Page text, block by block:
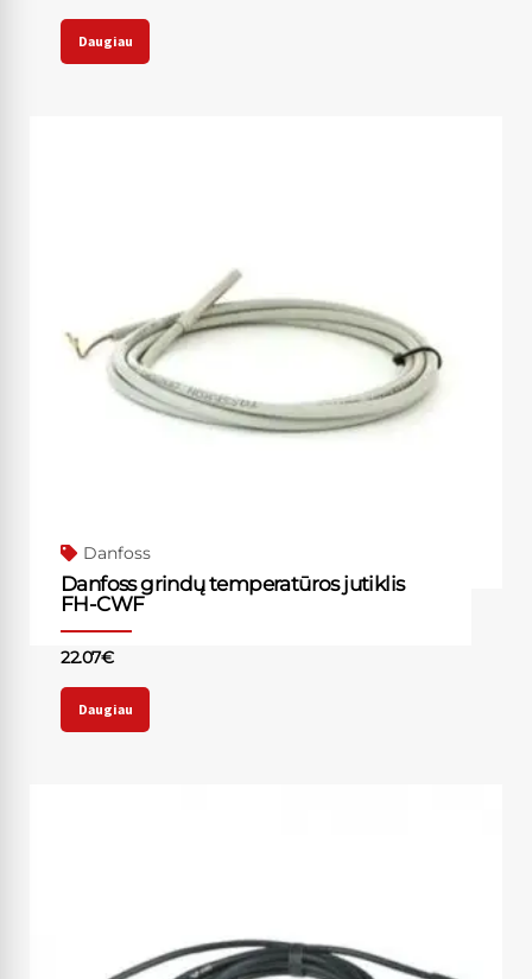
Daugiau
Danfoss
Danfoss grindų temperatūros jutiklis
FH-CWF
22.07€
Daugiau